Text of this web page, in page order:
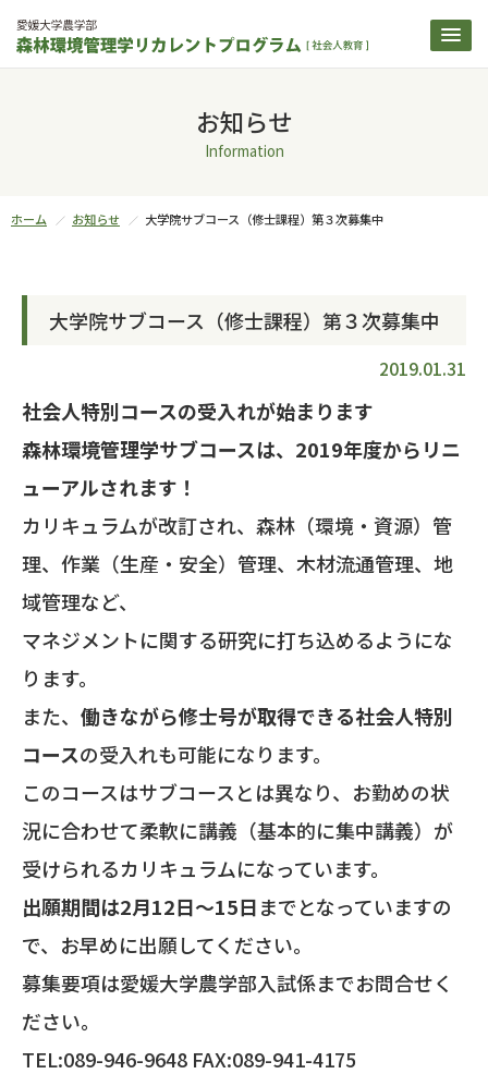
お知らせ
Information
ホーム お知らせ 大学院サブコース（修士課程）第３次募集中
大学院サブコース（修士課程）第３次募集中
2019.01.31
社会人特別コースの受入れが始まります
森林環境管理学サブコースは、2019年度からリニ
ューアルされます！
カリキュラムが改訂され、森林（環境・資源）管
理、作業（生産・安全）管理、木材流通管理、地
域管理など、
マネジメントに関する研究に打ち込めるようにな
ります。
また、 働きながら修士号が取得できる社会人特別
コースの受入れも可能になります。
このコースはサブコースとは異なり、お勤めの状
況に合わせて柔軟に講義（基本的に集中講義）が
受けられるカリキュラムになっています。
出願期間は2月12日～15日までとなっていますの
で、お早めに出願してください。
募集要項は愛媛大学農学部入試係までお問合せく
ださい。
TEL:089-946-9648 FAX:089-941-4175